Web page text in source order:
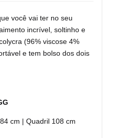
você vai ter no seu
incrível, soltinho e
(96% viscose 4%
e tem bolso dos dois
cm | Quadril 108 cm